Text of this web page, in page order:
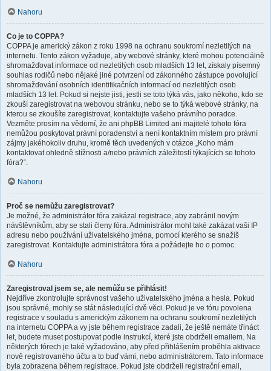
Nahoru
Co je to COPPA?
COPPA je americký zákon z roku 1998 na ochranu soukromí nezletilých na
internetu. Tento zákon vyžaduje, aby webové stránky, které mohou potenciálně
shromažďovat informace od nezletilých osob mladších 13 let, získaly písemný
souhlas rodičů nebo nějaké jiné potvrzení od zákonného zástupce povolující
shromažďování osobních identifikačních informací od nezletilých osob
mladších 13 let. Pokud si nejste jisti, jestli se toto týká vás, jako někoho, kdo se
zkouší zaregistrovat na webovou stránku, nebo se to týká webové stránky, na
kterou se zkoušíte zaregistrovat, kontaktujte vašeho právního poradce.
Vezměte prosím na vědomí, že ani phpBB Limited ani majitelé tohoto fóra
nemůžou poskytovat právní poradenství a není kontaktním místem pro právní
zájmy jakéhokoliv druhu, kromě těch uvedených v otázce „Koho mám
kontaktovat ohledně stížnosti a/nebo právních záležitostí týkajících se tohoto
fóra?“.
Nahoru
Proč se nemůžu zaregistrovat?
Je možné, že administrátor fóra zakázal registrace, aby zabránil novým
návštěvníkům, aby se stali členy fóra. Administrátor mohl také zakázat vaši IP
adresu nebo používání uživatelského jména, pomocí kterého se snažíš
zaregistrovat. Kontaktujte administrátora fóra a požádejte ho o pomoc.
Nahoru
Zaregistroval jsem se, ale nemůžu se přihlásit!
Nejdříve zkontrolujte správnost vašeho uživatelského jména a hesla. Pokud
jsou správné, mohly se stát následující dvě věci. Pokud je ve fóru povolena
registrace v souladu s americkým zákonem na ochranu soukromí nezletilých
na internetu COPPA a vy jste během registrace zadali, že ještě nemáte třináct
let, budete muset postupovat podle instrukcí, které jste obdrželi emailem. Na
některých fórech je také vyžadováno, aby před přihlášením proběhla aktivace
nově registrovaného účtu a to buď vámi, nebo administrátorem. Tato informace
byla zobrazena během registrace. Pokud jste obdrželi registrační email,